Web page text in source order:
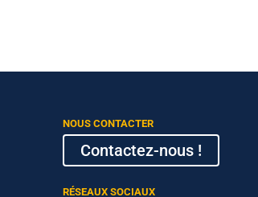
NOUS CONTACTER
Contactez-nous !
RÉSEAUX SOCIAUX